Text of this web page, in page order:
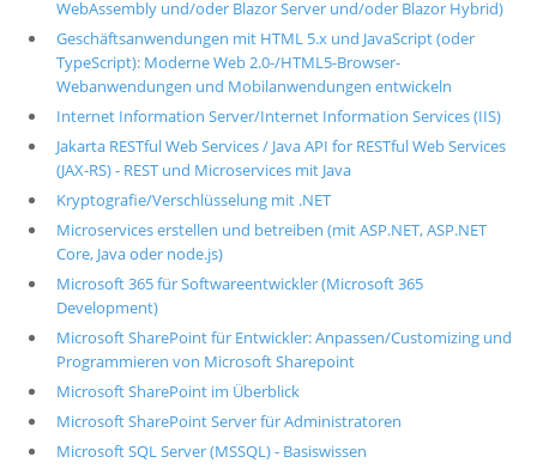
WebAssembly und/oder Blazor Server und/oder Blazor Hybrid)
Geschäftsanwendungen mit HTML 5.x und JavaScript (oder
TypeScript): Moderne Web 2.0-/HTML5-Browser-
Webanwendungen und Mobilanwendungen entwickeln
Internet Information Server/Internet Information Services (IIS)
Jakarta RESTful Web Services / Java API for RESTful Web Services
(JAX-RS) - REST und Microservices mit Java
Kryptografie/Verschlüsselung mit .NET
Microservices erstellen und betreiben (mit ASP.NET, ASP.NET
Core, Java oder node.js)
Microsoft 365 für Softwareentwickler (Microsoft 365
Development)
Microsoft SharePoint für Entwickler: Anpassen/Customizing und
Programmieren von Microsoft Sharepoint
Microsoft SharePoint im Überblick
Microsoft SharePoint Server für Administratoren
Microsoft SQL Server (MSSQL) - Basiswissen